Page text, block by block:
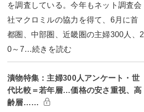
を調査している。今年もネット調査会
社マクロミルの協力を得て、6月に首
都圏、中部圏、近畿圏の主婦300人、2
0～7…続きを読む
漬物特集：主婦300人アンケート・世
代比較＝若年層…価格の安さ重視、高
齢層……